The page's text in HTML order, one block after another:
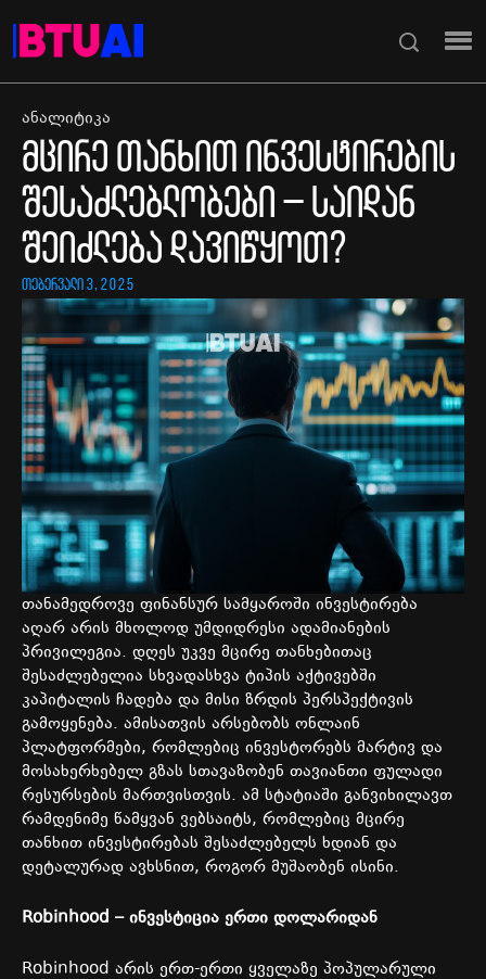
ანალიტიკა
მცირე თანხით ინვესტირების
შესაძლებლობები – საიდან
შეიძლება დავიწყოთ?
თებერვალი 3, 2025
თანამედროვე ფინანსურ სამყაროში ინვესტირება
აღარ არის მხოლოდ უმდიდრესი ადამიანების
პრივილეგია. დღეს უკვე მცირე თანხებითაც
შესაძლებელია სხვადასხვა ტიპის აქტივებში
კაპიტალის ჩადება და მისი ზრდის პერსპექტივის
გამოყენება. ამისათვის არსებობს ონლაინ
პლატფორმები, რომლებიც ინვესტორებს მარტივ და
მოსახერხებელ გზას სთავაზობენ თავიანთი ფულადი
რესურსების მართვისთვის. ამ სტატიაში განვიხილავთ
რამდენიმე წამყვან ვებსაიტს, რომლებიც მცირე
თანხით ინვესტირებას შესაძლებელს ხდიან და
დეტალურად ავხსნით, როგორ მუშაობენ ისინი.
Robinhood –ინვესტიცია ერთი დოლარიდან
Robinhood არის ერთ-ერთი ყველაზე პოპულარული